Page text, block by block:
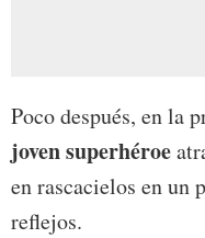
Poco después, en la
joven superhéroe
en rascacielos en un
reflejos.